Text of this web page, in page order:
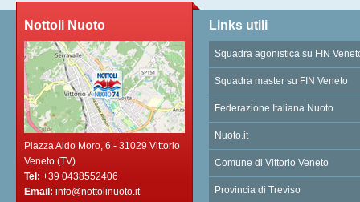
Nottoli Nuoto
Piazza Aldo Moro, 6 - 31029 Vittorio
Veneto (TV)
Tel: +39 0438552406
Email: info@nottolinuoto.it
Links utili
Squadra agonistica su FIN
Squadra master su FIN Veneto
Federazione Italiana Nuoto
Nuoto.it
Comune di Vittorio Veneto
Provincia di Treviso